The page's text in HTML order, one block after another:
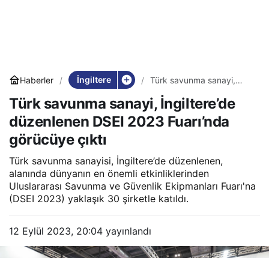
Haberler İngiltere
Türk savunma sanayi,
DSEI 2023 Fuarı’nda
görücüye çıktı
Türk savunma sanayi, İngiltere’de
düzenlenen DSEI 2023 Fuarı’nda
görücüye çıktı
Türk savunma sanayisi, İngiltere’de düzenlenen,
alanında dünyanın en önemli etkinliklerinden
Uluslararası Savunma ve Güvenlik Ekipmanları Fuarı'na
(DSEI 2023) yaklaşık 30 şirketle katıldı.
12 Eylül 2023, 20:04 yayınlandı